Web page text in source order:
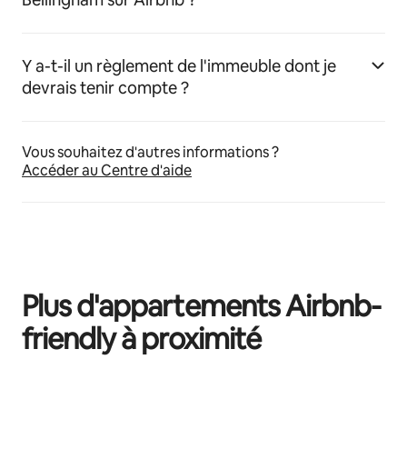
Y a-t-il un règlement de l'immeuble dont je
devrais tenir compte ?
Vous souhaitez d'autres informations ?
Accéder au Centre d'aide
Plus d'appartements Airbnb-
friendly à proximité